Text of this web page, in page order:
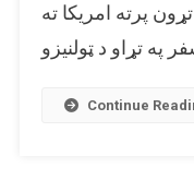
جی
پرته امریکا ته
Continue